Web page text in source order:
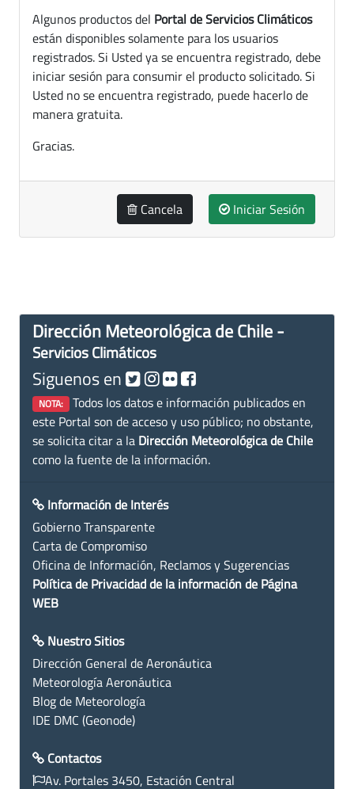
Algunos productos del Portal de Servicios Climáticos
están disponibles solamente para los usuarios
registrados. Si Usted ya se encuentra registrado, debe
iniciar sesión para consumir el producto solicitado. Si
Usted no se encuentra registrado, puede hacerlo de
manera gratuita.
Gracias.
Cancela Iniciar Sesión
Dirección Meteorológica de Chile -
Servicios Climáticos
Siguenos en
NOTA: Todos los datos e información publicados en
este Portal son de acceso y uso público; no obstante,
se solicita citar a la Dirección Meteorológica de Chile
como la fuente de la información.
Información de Interés
Gobierno Transparente
Carta de Compromiso
Oficina de Información, Reclamos y Sugerencias
Política de Privacidad de la información de Página
WEB
Nuestro Sitios
Dirección General de Aeronáutica
Meteorología Aeronáutica
Blog de Meteorología
IDE DMC (Geonode)
Contactos
Av. Portales 3450, Estación Central